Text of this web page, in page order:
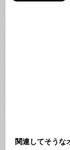
関連してそうな